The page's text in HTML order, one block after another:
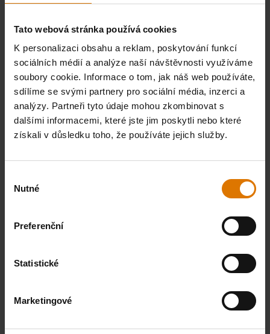
Tato webová stránka používá cookies
K personalizaci obsahu a reklam, poskytování funkcí
sociálních médií a analýze naší návštěvnosti využíváme
soubory cookie. Informace o tom, jak náš web používáte,
sdílíme se svými partnery pro sociální média, inzerci a
analýzy. Partneři tyto údaje mohou zkombinovat s
dalšími informacemi, které jste jim poskytli nebo které
získali v důsledku toho, že používáte jejich služby.
souhlasu
Nutné
Preferenční
Statistické
Marketingové
Sprej na
promazání
roštů
Zobrazit
podrobnosti
Grilovací
Premium
Zobrazit
podrobnosti
kleští a